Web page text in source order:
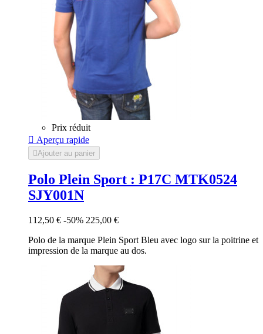
Prix réduit
 Aperçu rapide
Ajouter au panier
Polo Plein Sport : P17C MTK0524
SJY001N
112,50 € -50% 225,00 €
Polo de la marque Plein Sport Bleu avec logo sur la poitrine et
impression de la marque au dos.